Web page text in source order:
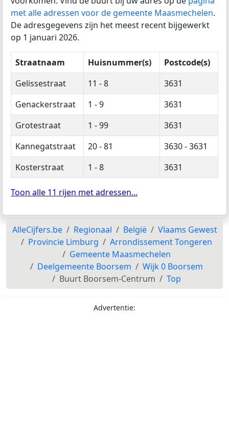
met alle adressen voor de gemeente Maasmechelen.
De adresgegevens zijn het meest recent bijgewerkt
op 1 januari 2026.
Straatnaam Huisnummer(s)
Postcode(s)
Gelissestraat
11 - 8
3631
Genackerstraat
1 - 9
3631
Grotestraat
1 - 99
3631
Kannegatstraat
20 - 81
3630 - 3631
Kosterstraat
1 - 8 3631
Toon alle 11 rijen met adressen...
AlleCijfers.be Regionaal België
Vlaams Gewest
Provincie Limburg
Arrondissement Tongeren
Gemeente Maasmechelen
Deelgemeente Boorsem
Wijk 0 Boorsem
Buurt Boorsem-Centrum
Top
Advertentie: